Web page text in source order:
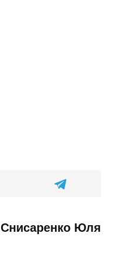
Снисаренко Юля